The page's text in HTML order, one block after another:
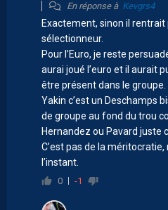
En réponse à Kevgrs4
Exactement, sinon il rentrait
sélectionneur.
Pour l’Euro, je reste
aurai joué l’euro et il aurait
être présent dans le groupe.
Yakin c’est un Deschamps
de groupe au fond du trou
Hernandez ou Pavard juste
C’est pas de la méritocratie,
l’instant.
0 -1